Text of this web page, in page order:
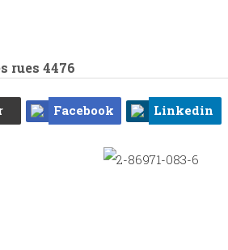
rues 4476
Facebook Linkedin